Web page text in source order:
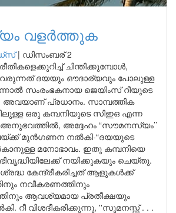
വളർത്തുക
| ഡിസംബര് 2
ചിന്തിക്കുമ്പോൾ,
വരുന്നത് ദയയും ഔദാര്യവും പോലുള്ള
സംരംഭകനായ ജെയിംസ് റീയുടെ
അവയാണ് പ്രധാനം. സാമ്പത്തിക
ഒരു കമ്പനിയുടെ സിഇഒ എന്ന
അദ്ദേഹം “സൗമനസ്യം’’
മുൻഗണന നൽകി-“ദയയുടെ
മനോഭാവം. ഇതു കമ്പനിയെ
നയിക്കുകയും ചെയ്തു.
കേന്ദ്രീകരിച്ചത് ആളുകൾക്ക്
നവീകരണത്തിനും
ആവശ്യമായ പ്രതീക്ഷയും
റീ വിശദീകരിക്കുന്നു, ''സുമനസ്സ് . . .